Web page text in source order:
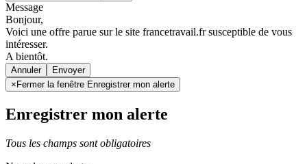
Message
Bonjour,
Voici une offre parue sur le site francetravail.fr susceptible de vous
intéresser.
A bientôt.
Annuler
× Fermer la fenêtre Enregistrer mon alerte
Enregistrer mon alerte
Tous les champs sont obligatoires